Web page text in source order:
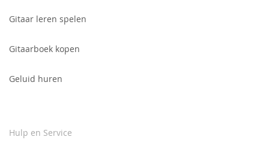
Gitaar leren spelen
Gitaarboek kopen
Geluid huren
Hulp en Service